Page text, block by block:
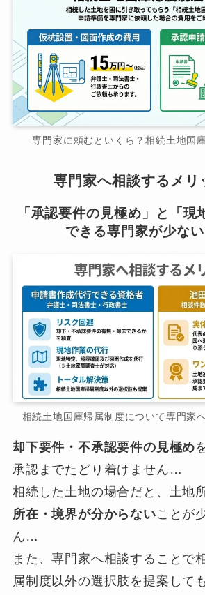
専門家に頼むといくら？相続土地国
専門家へ相談するメリ
「承認要件の見極め」と「現
できる専門家が少な
相続土地国庫帰属制度について専門家
却下要件・不承認要件の見極め
承認までたどり着けません…
相続した土地の場合だと、土地
所在・境界が分からないことが
ん…
また、専門家へ相談することで
属制度以外の選択肢を提案して